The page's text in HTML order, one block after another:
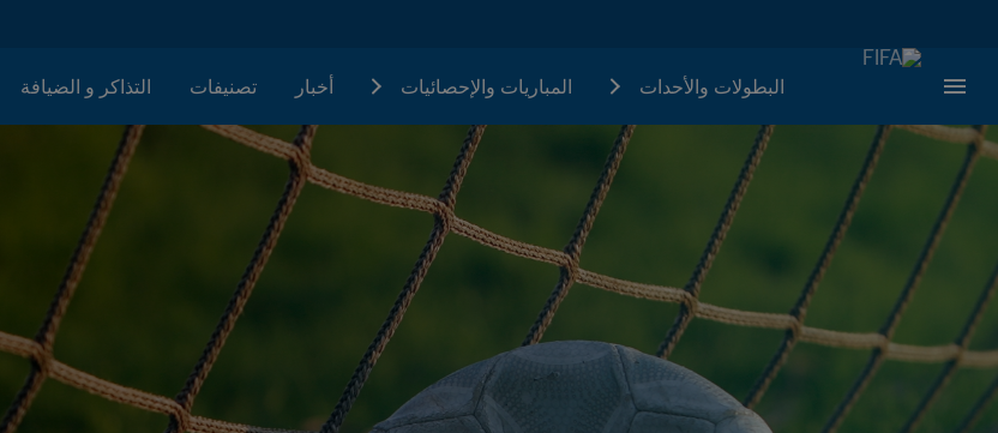
البطولات والأحدات المباريات والإحصائيات أخبار تصنيفات التذاكر و الضيافة